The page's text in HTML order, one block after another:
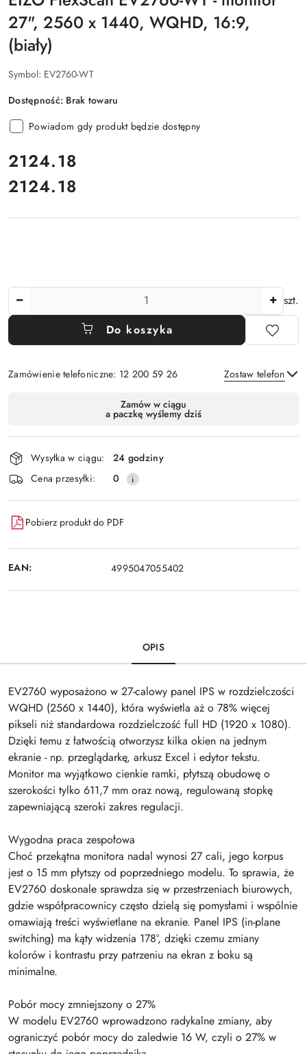
27", 2560 x 1440, WQHD, 16:9,
(biały)
Symbol: EV2760-WT
Dostępność: Brak towaru
Powiadom gdy produkt będzie dostępny
cena:
2124.18
Cena:
2124.18
szt.
Do koszyka
Zamówienie telefoniczne: 12 200 59 26 Zostaw telefon
Wyślij
dostawa
Zamów w ciągu
a paczkę wyślemy dziś
Wysyłka w ciągu:
24 godziny
Cena przesyłki:
0
Pobierz produkt do PDF
EAN: 4995047055402
OPIS
EV2760 wyposażono w 27-calowy panel IPS w rozdzielczości
WQHD (2560 x 1440), która wyświetla aż o 78% więcej
pikseli niż standardowa rozdzielczość full HD (1920 x 1080).
Dzięki temu z łatwością otworzysz kilka okien na jednym
ekranie - np. przeglądarkę, arkusz Excel i edytor tekstu.
Monitor ma wyjątkowo cienkie ramki, płytszą obudowę o
szerokości tylko 611,7 mm oraz nową, regulowaną stopkę
zapewniającą szeroki zakres regulacji.
Wygodna praca zespołowa
Choć przekątna monitora nadal wynosi 27 cali, jego korpus
jest o 15 mm płytszy od poprzedniego modelu. To sprawia, że
EV2760 doskonale sprawdza się w przestrzeniach biurowych,
gdzie współpracownicy często dzielą się pomysłami i wspólnie
omawiają treści wyświetlane na ekranie. Panel IPS (in-plane
switching) ma kąty widzenia 178°, dzięki czemu zmiany
kolorów i kontrastu przy patrzeniu na ekran z boku są
minimalne.
Pobór mocy zmniejszony o 27%
W modelu EV2760 wprowadzono radykalne zmiany, aby
ograniczyć pobór mocy do zaledwie 16 W, czyli o 27% w